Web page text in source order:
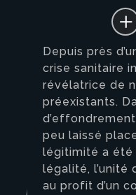
Depuis près
crise sanitaire
révélatrice de
préexistants.
peu laissé
légitimité a été
légalité, l’unité
au profit d’un